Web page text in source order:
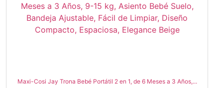
Maxi-Cosi Jay Trona Bebé Portátil 2 en 1, de 6 Meses a 3 Años,...